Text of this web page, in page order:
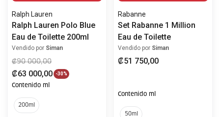
Ralph Lauren
Ralph Lauren Polo Blue
Eau de Toilette 200ml
Vendido por Siman
₡90 000,00
₡63 000,00 -30%
Contenido ml
200ml
Rabanne
Set Rabanne 1 Million
Eau de Toilette
Vendido por Siman
₡51 750,00
Contenido ml
50ml